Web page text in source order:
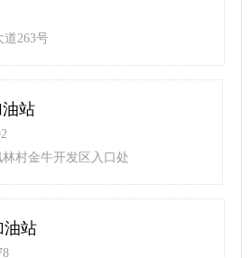
道263号
站
村金牛开发区入口处
油站